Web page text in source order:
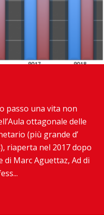
passo una vita non
ottagonale delle
(più grande d’
riaperta nel 2017 dopo
Marc Aguettaz, Ad di